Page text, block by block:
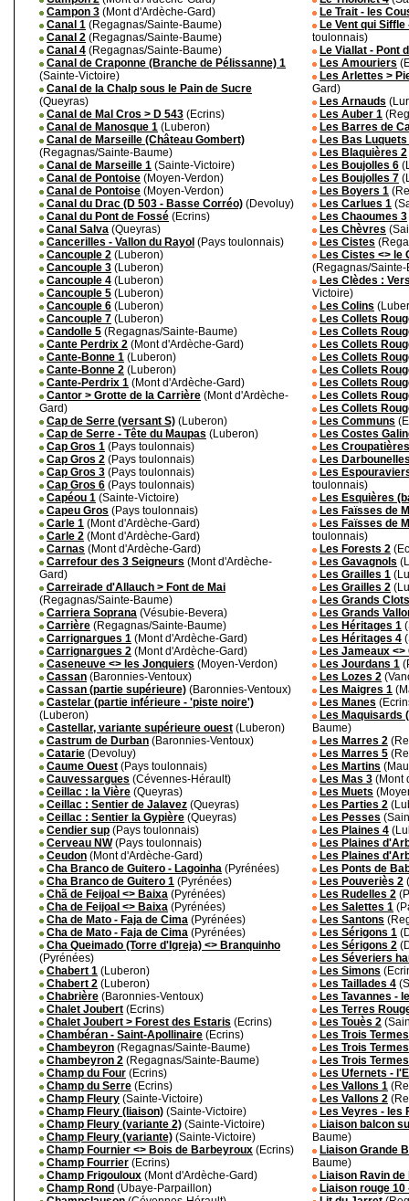
Campon 3 (Mont d'Ardèche-Gard)
Canal 1 (Regagnas/Sainte-Baume)
Canal 2 (Regagnas/Sainte-Baume)
Canal 4 (Regagnas/Sainte-Baume)
Canal de Craponne (Branche de Pélissanne) 1
(Sainte-Victoire)
Canal de la Chalp sous le Pain de Sucre
(Queyras)
Canal de Mal Cros > D 543 (Ecrins)
Canal de Manosque 1 (Luberon)
Canal de Marseille (Château Gombert)
(Regagnas/Sainte-Baume)
Canal de Marseille 1 (Sainte-Victoire)
Canal de Pontoise (Moyen-Verdon)
Canal de Pontoise (Moyen-Verdon)
Canal du Drac (D 503 - Basse Corréo) (Devoluy)
Canal du Pont de Fossé (Ecrins)
Canal Salva (Queyras)
Cancerilles - Vallon du Rayol (Pays toulonnais)
Cancouple 2 (Luberon)
Cancouple 3 (Luberon)
Cancouple 4 (Luberon)
Cancouple 5 (Luberon)
Cancouple 6 (Luberon)
Cancouple 7 (Luberon)
Candolle 5 (Regagnas/Sainte-Baume)
Cante Perdrix 2 (Mont d'Ardèche-Gard)
Cante-Bonne 1 (Luberon)
Cante-Bonne 2 (Luberon)
Cante-Perdrix 1 (Mont d'Ardèche-Gard)
Cantor > Grotte de la Carrière (Mont d'Ardèche-
Gard)
Cap de Serre (versant S) (Luberon)
Cap de Serre - Tête du Maupas (Luberon)
Cap Gros 1 (Pays toulonnais)
Cap Gros 2 (Pays toulonnais)
Cap Gros 3 (Pays toulonnais)
Cap Gros 6 (Pays toulonnais)
Capéou 1 (Sainte-Victoire)
Capeu Gros (Pays toulonnais)
Carle 1 (Mont d'Ardèche-Gard)
Carle 2 (Mont d'Ardèche-Gard)
Carnas (Mont d'Ardèche-Gard)
Carrefour des 3 Seigneurs (Mont d'Ardèche-
Gard)
Carreirade d'Allauch > Font de Mai
(Regagnas/Sainte-Baume)
Carriera Soprana (Vésubie-Bevera)
Carrière (Regagnas/Sainte-Baume)
Carrignargues 1 (Mont d'Ardèche-Gard)
Carrignargues 2 (Mont d'Ardèche-Gard)
Caseneuve <> les Jonquiers (Moyen-Verdon)
Cassan (Baronnies-Ventoux)
Cassan (partie supérieure) (Baronnies-Ventoux)
Castelar (partie inférieure - 'piste noire')
(Luberon)
Castellar, variante supérieure ouest (Luberon)
Castrum de Durban (Baronnies-Ventoux)
Catarie (Devoluy)
Caume Ouest (Pays toulonnais)
Cauvessargues (Cévennes-Hérault)
Ceillac : la Vière (Queyras)
Ceillac : Sentier de Jalavez (Queyras)
Ceillac : Sentier la Gypière (Queyras)
Cendier sup (Pays toulonnais)
Cerveau NW(Pays toulonnais)
Ceudon (Mont d'Ardèche-Gard)
Cha Branco de Guitero - Lagoinha (Pyrénées)
Cha Branco de Guitero 1 (Pyrénées)
Chã de Feijoal <> Baixa (Pyrénées)
Cha de Feijoal <> Baixa (Pyrénées)
Cha de Mato - Faja de Cima (Pyrénées)
Cha de Mato - Faja de Cima (Pyrénées)
Cha Queimado (Torre d'Igreja) <> Branquinho
(Pyrénées)
Chabert 1 (Luberon)
Chabert 2 (Luberon)
Chabrière (Baronnies-Ventoux)
Chalet Joubert (Ecrins)
Chalet Joubert > Forest des Estaris (Ecrins)
Chambéran - Saint-Apollinaire (Ecrins)
Chambeyron (Regagnas/Sainte-Baume)
Chambeyron 2 (Regagnas/Sainte-Baume)
Champ du Four (Ecrins)
Champ du Serre (Ecrins)
Champ Fleury (Sainte-Victoire)
Champ Fleury (liaison) (Sainte-Victoire)
Champ Fleury (variante 2) (Sainte-Victoire)
Champ Fleury (variante) (Sainte-Victoire)
Champ Fournier <> Bois de Barbeyroux (Ecrins)
Champ Fourrier (Ecrins)
Champ Frigouloux (Mont d'Ardèche-Gard)
Champ Rond (Ubaye-Parpaillon)
Le Trait - les
Le Vent qui
toulonnais)
Le Viallat - Pont
Les Amouriers
Les Arlettes >
Gard)
Les Arnauds
Les Auber 1
Les Barres de
Les Bas Luquets
Les Blaquières 2
Les Boujolles 6
Les Boujolles 7
Les Boyers 1
Les Carlues 1
Les Chaoumes 3
Les Chèvres
Les Cistes
Les Cistes <> le
(Regagnas/Sainte-
Les Clèdes :
Victoire)
Les Colins
Les Collets
Les Collets
Les Collets
Les Collets
Les Collets
Les Collets
Les Collets
Les Collets
Les Communs
Les Costes
Les Croupatières
Les
Les
toulonnais)
Les Esquières
Les Faïsses de
Les Faïsses de
toulonnais)
Les Forests 2
Les Gavagnols
Les Grailles 1
Les Grailles 2
Les Grands
Les Grands
Les Héritages 1
Les Héritages 4
Les Jameaux
Les Jourdans 1
Les Lozes 2
Les Maigres 1
Les Manes
Les Maquisards
Baume)
Les Marres 2
Les Marres 5
Les Martins
Les Mas 3 (Mont
Les Muets
Les Parties 2
Les Pesses
Les Plaines 4
Les Plaines
Les Plaines
Les Ponts de
Les Pouveriès 2
Les Rudelles 2
Les Salettes 1
Les Santons
Les Sérigons 1
Les Sérigons 2
Les Séveriers
Les Simons
Les Taillades 4
Les Tavannes -
Les Terres
Les Touès 2
Les Trois
Les Trois
Les Trois
Les Ufernets -
Les Vallons 1
Les Vallons 2
Les Veyres - les
Liaison balcon
Baume)
Liaison Grande
Baume)
Liaison Ravin de
Liaison rouge 10